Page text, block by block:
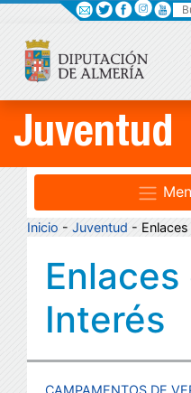
Juventud
Inicio - Juventud -
Enlaces
Interés
CAMPAMENTOS DE